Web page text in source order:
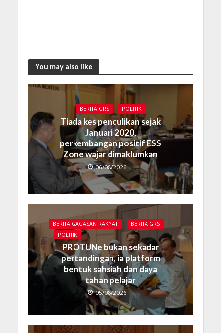
You may also like
BERITA GRS POLITIK
Tiada kes penculikan sejak
Januari 2020,
perkembangan positif ESS
Zone wajar dimaklumkan
06/08/2026
BERITA GAGASAN RAKYAT
BERITA GRS
POLITIK
PROTUNe bukan sekadar
pertandingan, ia platform
bentuk sahsiah dan daya
tahan pelajar
05/08/2026